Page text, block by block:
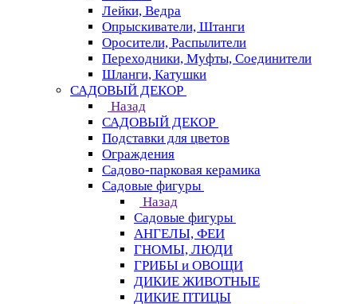
Лейки, Ведра
Опрыскиватели, Штанги
Оросители, Распылители
Переходники, Муфты, Соединители
Шланги, Катушки
САДОВЫЙ ДЕКОР
Назад
САДОВЫЙ ДЕКОР
Подставки для цветов
Ограждения
Садово-парковая керамика
Садовые фигуры
Назад
Садовые фигуры
АНГЕЛЫ, ФЕИ
ГНОМЫ, ЛЮДИ
ГРИБЫ и ОВОЩИ
ДИКИЕ ЖИВОТНЫЕ
ДИКИЕ ПТИЦЫ